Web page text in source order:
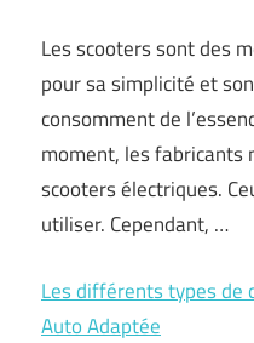
Les scooters sont des
pour sa simplicité et
consomment de
moment, les fabricants
scooters électriques.
utiliser. Cependant, …
Les différents types de
Auto Adaptée